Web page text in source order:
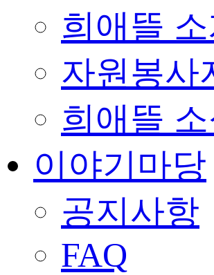
희애뜰 소
자원봉사
희애뜰
이야기마당
공지사항
FAQ